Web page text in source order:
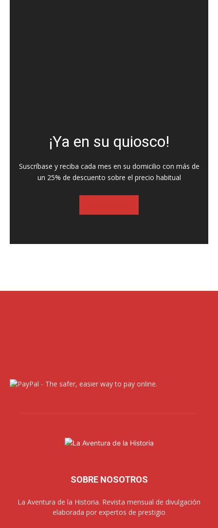
¡Ya en su quiosco!
Suscríbase y reciba cada mes en su domicilio con más de
un 25% de descuento sobre el precio habitual
SOBRE NOSOTROS
La Aventura de la Historia. Revista mensual de divulgación
elaborada por expertos de prestigio